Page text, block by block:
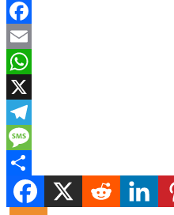
Facebook
Email
WhatsApp
X
Telegram
Message
Share